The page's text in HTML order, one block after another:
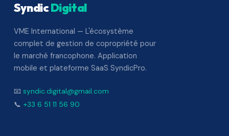
SyndicDigital
VME International — L'écosystème
complet de gestion de copropriété pour
le marché francophone. Application
mobile et plateforme SaaS SyndicPro.
📧 syndic.digital@gmail.com
📞 +33 6 51 11 56 90